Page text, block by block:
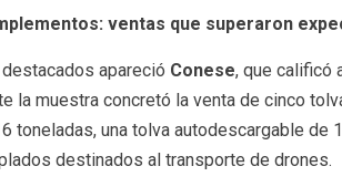
ventas que superaron
apareció Conese, que calificó
la muestra concretó la venta de cinco
toneladas, una tolva autodescargable de
destinados al transporte de drones.